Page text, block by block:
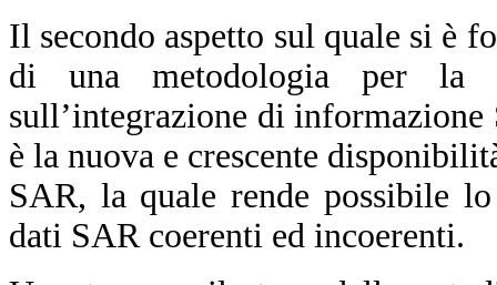
Il secondo aspetto sul quale si è
di una metodologia per la
sull’integrazione di
è la nuova e crescente
SAR, la quale rende possibile
dati SAR coerenti ed incoerenti.